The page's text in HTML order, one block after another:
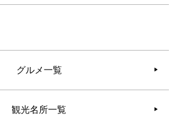
グルメ一覧
観光名所一覧